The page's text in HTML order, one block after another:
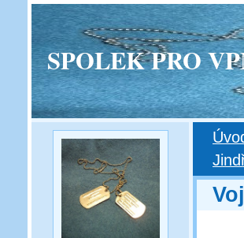
SPOLEK PRO